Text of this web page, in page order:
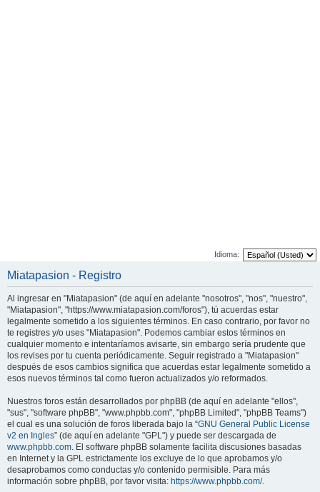
Idioma:
Miatapasion - Registro
Al ingresar en "Miatapasion" (de aquí en adelante "nosotros", "nos", "nuestro",
"Miatapasion", "https://www.miatapasion.com/foros"), tú acuerdas estar
legalmente sometido a los siguientes términos. En caso contrario, por favor no
te registres y/o uses "Miatapasion". Podemos cambiar estos términos en
cualquier momento e intentaríamos avisarte, sin embargo sería prudente que
los revises por tu cuenta periódicamente. Seguir registrado a "Miatapasion"
después de esos cambios significa que acuerdas estar legalmente sometido a
esos nuevos términos tal como fueron actualizados y/o reformados.
Nuestros foros están desarrollados por phpBB (de aquí en adelante "ellos",
"sus", "software phpBB", "www.phpbb.com", "phpBB Limited", "phpBB Teams")
el cual es una solución de foros liberada bajo la “GNU General Public License
v2 en Ingles” (de aquí en adelante "GPL") y puede ser descargada de
www.phpbb.com. El software phpBB solamente facilita discusiones basadas
en Internet y la GPL estrictamente los excluye de lo que aprobamos y/o
desaprobamos como conductas y/o contenido permisible. Para más
información sobre phpBB, por favor visita: https://www.phpbb.com/.